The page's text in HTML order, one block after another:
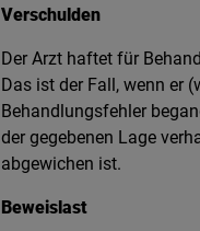
Verschulden
Der Arzt haftet für
Das ist der Fall, wenn er
Behandlungsfehler
der gegebenen Lage
abgewichen ist.
Beweislast